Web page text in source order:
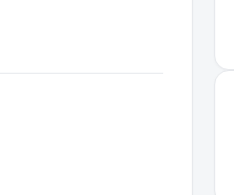
要此产品的买家以作回复。